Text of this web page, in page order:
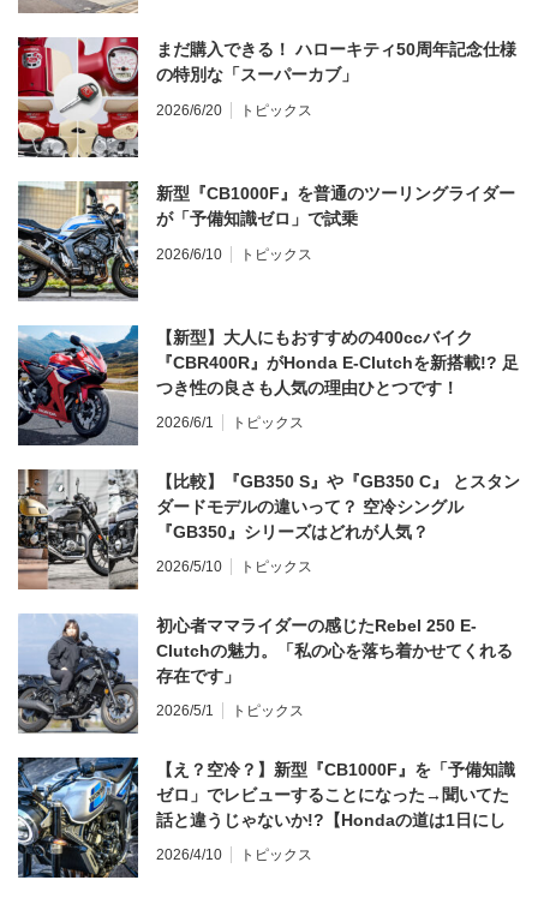
まだ購入できる！ ハローキティ50周年記念仕様
の特別な「スーパーカブ」
2026/6/20 トピックス
新型『CB1000F』を普通のツーリングライダー
が「予備知識ゼロ」で試乗
2026/6/10 トピックス
【新型】大人にもおすすめの400ccバイク
『CBR400R』がHonda E-Clutchを新搭載!? 足
つき性の良さも人気の理由ひとつです！
2026/6/1 トピックス
【比較】『GB350 S』や『GB350 C』 とスタン
ダードモデルの違いって？ 空冷シングル
『GB350』シリーズはどれが人気？
2026/5/10 トピックス
初心者ママライダーの感じたRebel 250 E-
Clutchの魅力。「私の心を落ち着かせてくれる
存在です」
2026/5/1 トピックス
【え？空冷？】新型『CB1000F』を「予備知識
ゼロ」でレビューすることになった→聞いてた
話と違うじゃないか!?【Hondaの道は1日にし
てならず／CB1000F ①第一印象 編】
2026/4/10 トピックス